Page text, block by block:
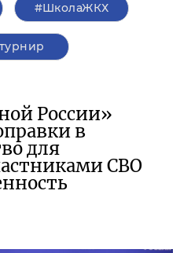
#ШколаЖКХ
России»
в
для
СВО